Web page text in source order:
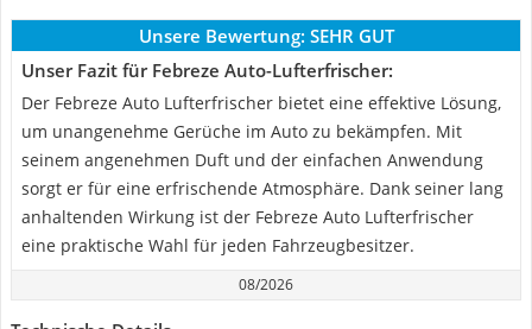
Unsere Bewertung: SEHR GUT
Unser Fazit für Febreze Auto-Lufterfrischer:
Der Febreze Auto Lufterfrischer bietet eine effektive Lösung,
um unangenehme Gerüche im Auto zu bekämpfen. Mit
seinem angenehmen Duft und der einfachen Anwendung
sorgt er für eine erfrischende Atmosphäre. Dank seiner lang
anhaltenden Wirkung ist der Febreze Auto Lufterfrischer
eine praktische Wahl für jeden Fahrzeugbesitzer.
08/2026